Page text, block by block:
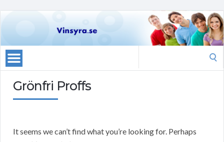
Grönfri Proffs
It seems we can’t find what you’re looking for. Perhaps